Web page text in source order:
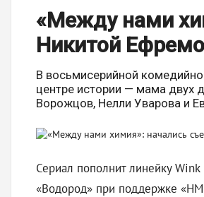
«Между нами
Никитой
В восьмисерийной
центре истории — мама двух
Ворожцов, Нелли Уварова и
Сериал пополнит линейку
«Водород» при поддержке